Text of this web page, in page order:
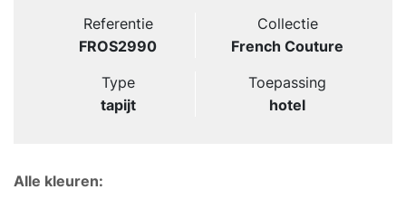
Referentie
FROS2990
Collectie
French Couture
Type
tapijt
Toepassing
hotel
Alle kleuren: